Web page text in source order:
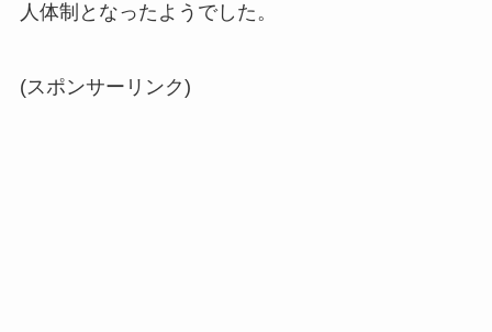
人体制となったようでした。
(スポンサーリンク)